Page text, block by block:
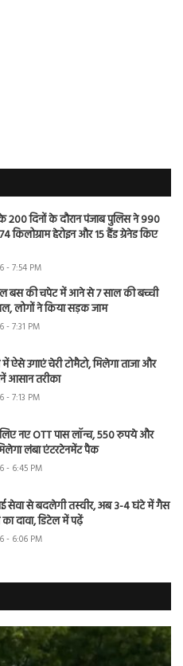
के 200 दिनों के दौरान पंजाब पुलिस ने 990
किलोग्राम हेरोइन और 15 हैंड ग्रेनेड किए
- 7:54 PM
बस की चपेट में आने से 7 साल की बच्ची
लोगों ने किया सड़क जाम
- 7:31 PM
ऐसे उगाएं चेरी टोमैटो, मिलेगा ताजा और
आसान तरीका
- 7:13 PM
लिए नए OTT पास लॉन्च, 550 रुपये और
लंबा एंटरटेनमेंट पैक
- 6:45 PM
सेवा से बदलेगी तस्वीर, अब 3-4 घंटे में गैस
दावा, डिटेल में पढ़ें
- 6:06 PM